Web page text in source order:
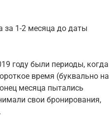
за 1-2 месяца до даты
году были периоды, когда
время (буквально на
месяца пытались
свои бронирования,